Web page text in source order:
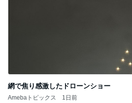
網で焦り感激したドローンショー
Amebaトピックス 1日前